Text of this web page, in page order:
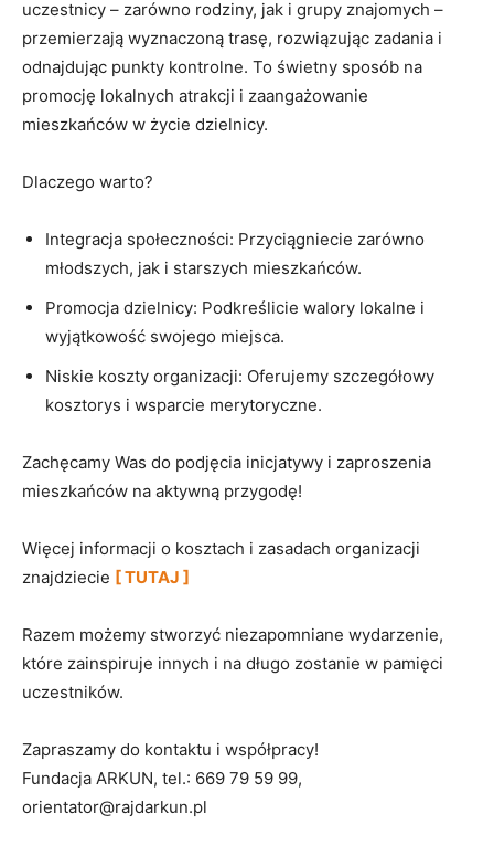
uczestnicy – zarówno rodziny, jak i grupy znajomych –
przemierzają wyznaczoną trasę, rozwiązując zadania i
odnajdując punkty kontrolne. To świetny sposób na
promocję lokalnych atrakcji i zaangażowanie
mieszkańców w życie dzielnicy.
Dlaczego warto?
Integracja społeczności: Przyciągniecie zarówno
młodszych, jak i starszych mieszkańców.
Promocja dzielnicy: Podkreślicie walory lokalne i
wyjątkowość swojego miejsca.
Niskie koszty organizacji: Oferujemy szczegółowy
kosztorys i wsparcie merytoryczne.
Zachęcamy Was do podjęcia inicjatywy i zaproszenia
mieszkańców na aktywną przygodę!
Więcej informacji o kosztach i zasadach organizacji
znajdziecie [ TUTAJ ]
Razem możemy stworzyć niezapomniane wydarzenie,
które zainspiruje innych i na długo zostanie w pamięci
uczestników.
Zapraszamy do kontaktu i współpracy!
Fundacja ARKUN, tel.: 669 79 59 99,
orientator@rajdarkun.pl